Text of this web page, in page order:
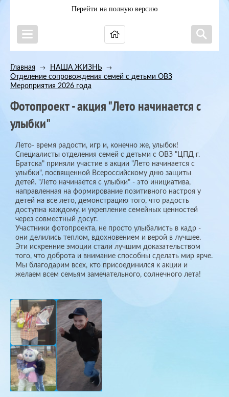
Перейти на полную версию
Главная → НАША ЖИЗНЬ →
Отделение сопровождения семей с детьми ОВЗ
Мероприятия 2026 года
Фотопроект - акция "Лето начинается с
улыбки"
Лето- время радости, игр и, конечно же, улыбок!
Специалисты отделения семей с детьми с ОВЗ "ЦПД г.
Братска" приняли участие в акции "Лето начинается с
улыбки", посвященной Всероссийскому дню защиты
детей. "Лето начинается с улыбки" - это инициатива,
направленная на формирование позитивного настроя у
детей на все лето, демонстрацию того, что радость
доступна каждому, и укрепление семейных ценностей
через совместный досуг.
Участники фотопроекта, не просто улыбалисть в кадр -
они делились теплом, вдохновением и верой в лучшее.
Эти искренние эмоции стали лучшим доказательством
того, что доброта и внимание способны сделать мир ярче.
Мы благодарим всех, кто присоединился к акции и
желаем всем семьям замечательного, солнечного лета!